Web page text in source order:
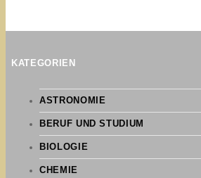
KATEGORIEN
ASTRONOMIE
BERUF UND STUDIUM
BIOLOGIE
CHEMIE